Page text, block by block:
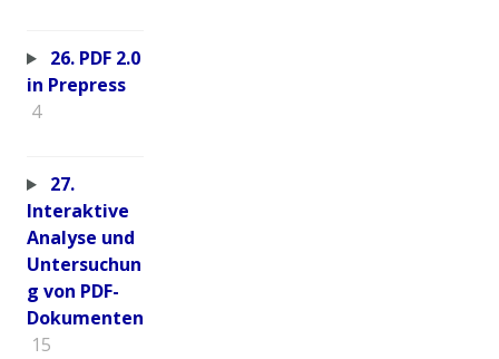
26. PDF 2.0
in Prepress
4
27.
Interaktive
Analyse und
Untersuchun
g von PDF-
Dokumenten
15